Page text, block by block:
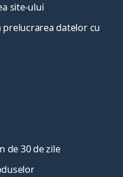
site-ului
datelor cu
de 30 de zile